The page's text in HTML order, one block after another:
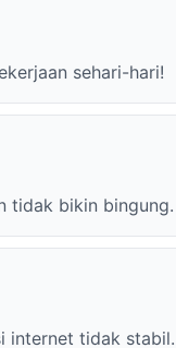
sehari-hari!
tidak bikin bingung.
internet tidak stabil.